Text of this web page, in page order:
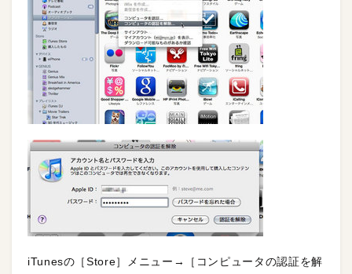
iTunesの［Store］メニュー→［コンピュータの認証を解